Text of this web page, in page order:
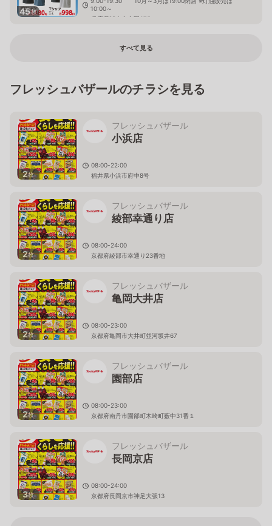
45枚
10:00～
兵庫県朝来市立野675
すべて見る
フレッシュバザールのチラシを見る
2枚
フレッシュバザール
小浜店
08:00-22:00
福井県小浜市府中8号
2枚
フレッシュバザール
綾部幸通り店
08:00-24:00
京都府綾部市幸通り23番地
2枚
フレッシュバザール
亀岡大井店
08:00-23:00
京都府亀岡市大井町並河坂井67
2枚
フレッシュバザール
園部店
08:00-23:00
京都府南丹市園部町木崎町薮中31番１
3枚
フレッシュバザール
長岡京店
08:00-24:00
京都府長岡京市神足大張13